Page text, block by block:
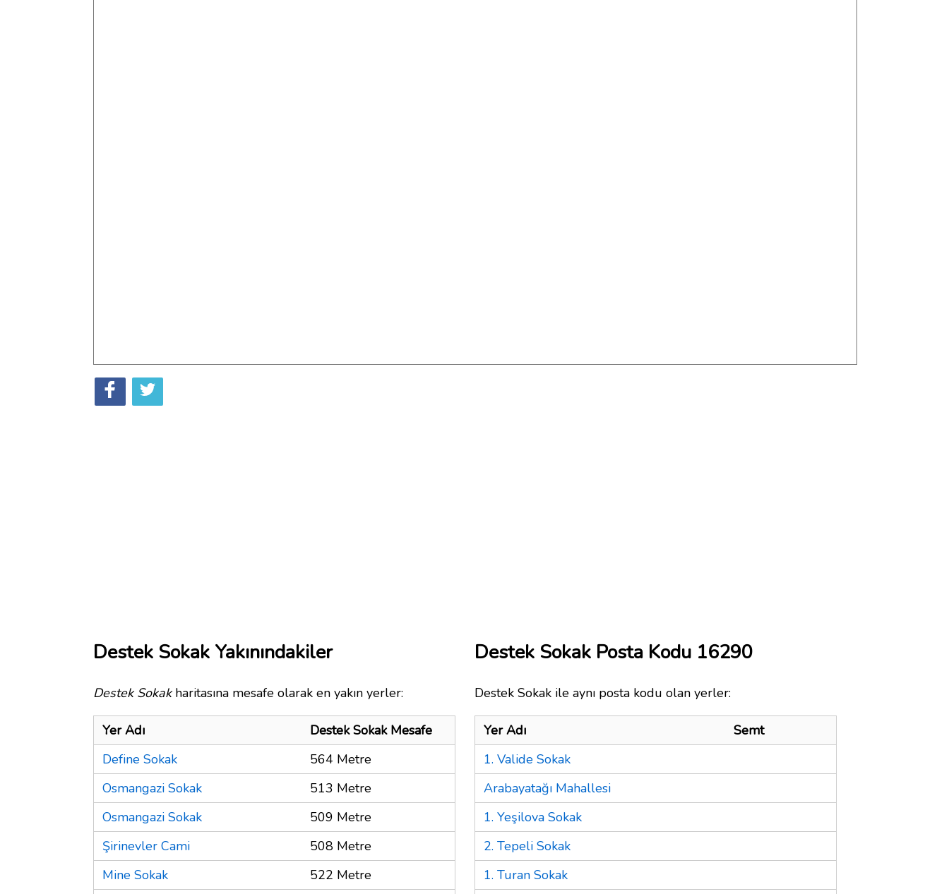
Destek Sokak Yakınındakiler
Destek Sokakharitasına mesafe olarak en yakın yerler:
Yer Adı
Destek Sokak Mesafe
Define Sokak
564 Metre
Osmangazi Sokak
513 Metre
Osmangazi Sokak
509 Metre
Şirinevler Cami
508 Metre
Mine Sokak
522 Metre
Destek Sokak Posta Kodu 16290
Destek Sokak ile aynı posta kodu olan yerler:
Yer Adı
Semt
1. Valide Sokak
Arabayatağı Mahallesi
1. Yeşilova Sokak
2. Tepeli Sokak
1. Turan Sokak